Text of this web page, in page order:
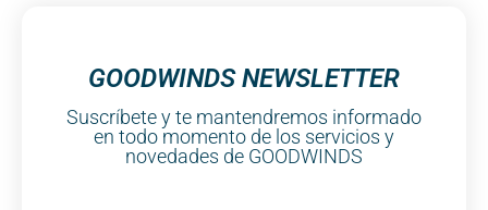
GOODWINDS NEWSLETTER
Suscríbete y te mantendremos informado
en todo momento de los servicios y
novedades de GOODWINDS